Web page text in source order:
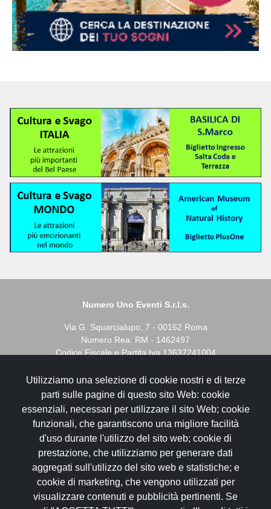
Numero Uno Eventi S.r.l.s.
Via G. Squarcialupo, 7 - 00162 Roma
Numero Rea: RM - 1462497
Codice Fiscale e Partita Iva 13637241004
Prontobilgietto s.a.s.
- C.F. e P.IVA 110071001009
- Iscr. Reg. Imprese c/o C.C.I.A. di RM
- N. Rea RM-1276648
I servizi di Agenzia Viaggi sono gestiti in autonomia da Al di
là dei Sogni Viaggi di Honeymoon Travel srl
Denominazione AL DI LA` DEI SOGNI VIAGGI
Utilizziamo una selezione di cookie nostri e di terze
parti sulle pagine di questo sito Web: cookie
essenziali, necessari per utilizzare il sito Web; cookie
funzionali, che garantiscono una migliore facilità
d'uso durante l'utilizzo del sito web; cookie di
prestazione, che utilizziamo per generare dati
aggregati sull'utilizzo del sito web e statistiche; e
cookie di marketing, che vengono utilizzati per
visualizzare contenuti e pubblicità pertinenti. Se